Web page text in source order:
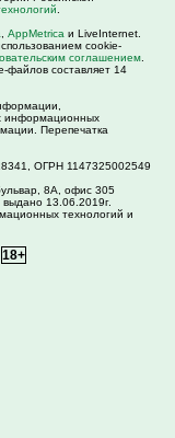
AppMetrica и LiveInternet.
cookie-
соглашением
файлов составляет 14
информационных
Перепечатка
ОГРН 1147325002549
8А, офис 305
13.06.2019г.
технологий и
18+